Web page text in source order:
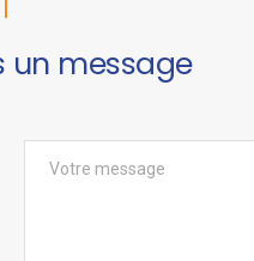
un message